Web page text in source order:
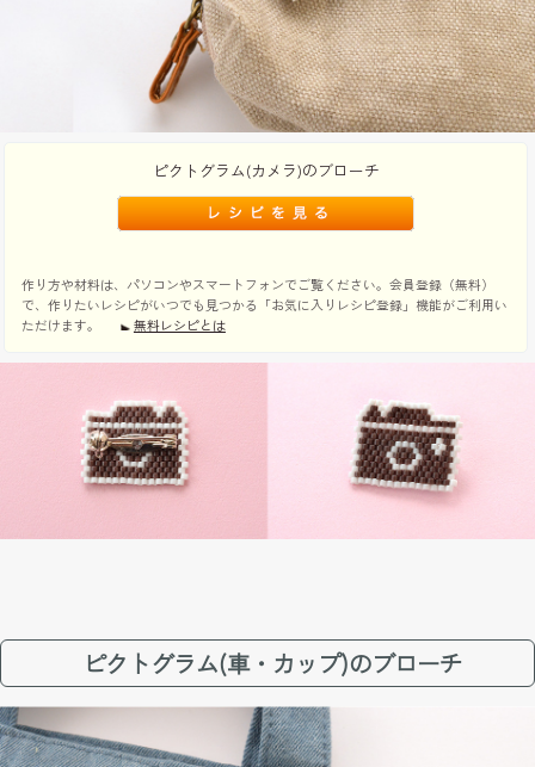
ピクトグラム(カメラ)のブローチ
作り方や材料は、パソコンやスマートフォンでご覧ください。会員登録（無料）
で、作りたいレシピがいつでも見つかる「お気に入りレシピ登録」機能がご利用い
ただけます。
無料レシピとは
ピクトグラム(車・カップ)のブローチ